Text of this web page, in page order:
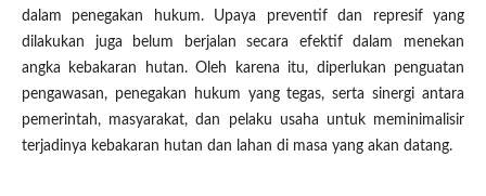
dalam penegakan hukum. Upaya preventif dan represif yang
dilakukan juga belum berjalan secara efektif dalam menekan
angka kebakaran hutan. Oleh karena itu, diperlukan penguatan
pengawasan, penegakan hukum yang tegas, serta sinergi antara
pemerintah, masyarakat, dan pelaku usaha untuk meminimalisir
terjadinya kebakaran hutan dan lahan di masa yang akan datang.